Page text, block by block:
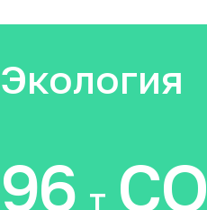
Экология
96 тCO